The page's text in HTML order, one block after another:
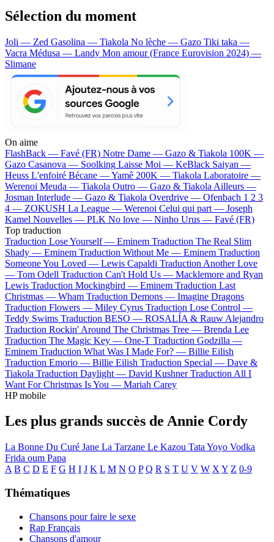
Sélection du moment
Joli — Zed Gasolina — Tiakola No lèche — Gazo Tiki taka —
Vacra Médusa — Landy Mon amour (France Eurovision 2024) —
Slimane
On aime
FlashBack — Favé (FR) Notre Dame — Gazo & Tiakola 100K —
Gazo Casanova — Soolking Laisse Moi — KeBlack Saiyan —
Heuss L'enfoiré Bécane —Yamê 200K — Tiakola Laboratoire —
Werenoi Meuda — Tiakola Outro — Gazo & Tiakola Ailleurs —
Josman Interlude — Gazo & Tiakola Overdrive — Ofenbach 1 2 3
4 — ZOKUSH La League — Werenoi Celui qui part — Joseph
Kamel Nouvelles — PLK No love — Ninho Urus — Favé (FR)
Top traduction
Traduction Lose Yourself — Eminem Traduction The Real Slim
Shady — Eminem Traduction Without Me — Eminem Traduction
Someone You Loved — Lewis Capaldi Traduction Another Love
— Tom Odell Traduction Can't Hold Us — Macklemore and Ryan
Lewis Traduction Mockingbird — Eminem Traduction Last
Christmas — Wham Traduction Demons — Imagine Dragons
Traduction Flowers — Miley Cyrus Traduction Lose Control —
Teddy Swims Traduction BESO — ROSALÍA & Rauw Alejandro
Traduction Rockin' Around The Christmas Tree — Brenda Lee
Traduction The Magic Key — One-T Traduction Godzilla —
Eminem Traduction What Was I Made For? — Billie Eilish
Traduction Emorio — Billie Eilish Traduction Special — Dave &
Tiakola Traduction Daylight — David Kushner Traduction All I
Want For Christmas Is You — Mariah Carey
HP mobile
Les plus grands succès de Annie Cordy
La Bonne Du Curé Jane La Tarzane Le Kazou Tata Yoyo Vodka
Frida oum Papa
A B C D E F G H I J K L M N O P Q R S T U V W X Y Z 0-9
Thématiques
Chansons pour faire le sexe
Rap Français
Chansons d'amour